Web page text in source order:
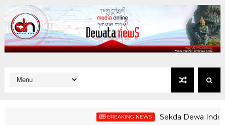
BREAKING NEWS Sekda Dewa Indra